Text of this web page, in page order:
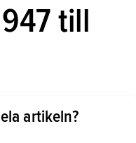
till
artikeln?